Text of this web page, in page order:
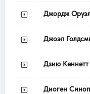
Джордж
Джоэл
Дзию Кеннетт
Диоген